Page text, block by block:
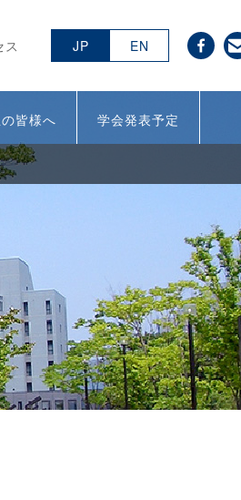
究室
ス JP EN
皆様へ 学会発表予定